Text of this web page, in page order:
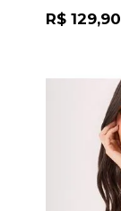
R$ 129,90